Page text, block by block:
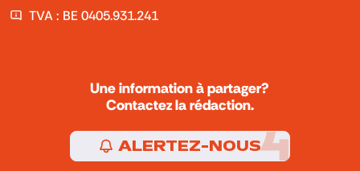
TVA : BE 0405.931.241
Une information à partager?
Contactez la rédaction.
ALERTEZ-NOUS